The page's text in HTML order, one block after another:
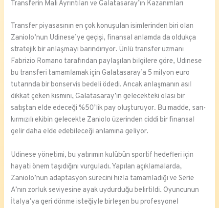
Transferin Mali Ayrıntıları ve Galatasaray’ın Kazanımları
Transfer piyasasının en çok konuşulan isimlerinden biri olan
Zaniolo’nun Udinese’ye geçişi, finansal anlamda da oldukça
stratejik bir anlaşmayı barındırıyor. Ünlü transfer uzmanı
Fabrizio Romano tarafından paylaşılan bilgilere göre, Udinese
bu transferi tamamlamak için Galatasaray’a 5 milyon euro
tutarında bir bonservis bedeli ödedi. Ancak anlaşmanın asıl
dikkat çeken kısmını, Galatasaray’ın gelecekteki olası bir
satıştan elde edeceği %50’lik pay oluşturuyor. Bu madde, sarı-
kırmızılı ekibin gelecekte Zaniolo üzerinden ciddi bir finansal
gelir daha elde edebileceği anlamına geliyor.
Udinese yönetimi, bu yatırımın kulübün sportif hedefleri için
hayati önem taşıdığını vurguladı. Yapılan açıklamalarda,
Zaniolo’nun adaptasyon sürecini hızla tamamladığı ve Serie
A’nın zorluk seviyesine ayak uydurduğu belirtildi. Oyuncunun
İtalya’ya geri dönme isteğiyle birleşen bu profesyonel